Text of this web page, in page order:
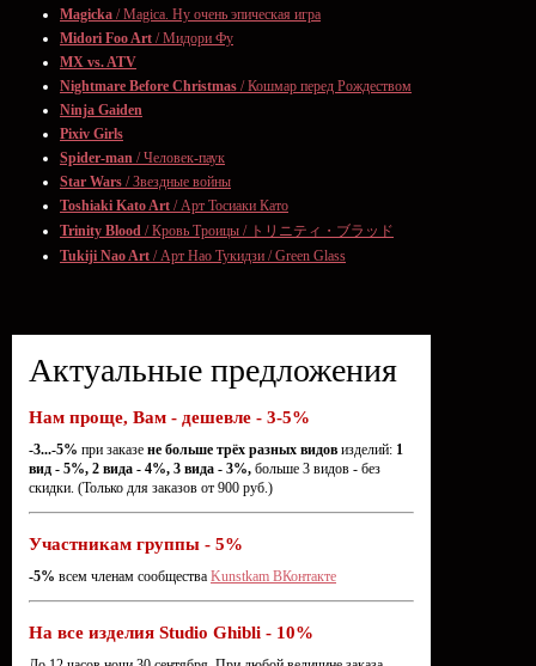
Magicka / Magica. Ну очень эпическая игра
Midori Foo Art / Мидори Фу
MX vs. ATV
Nightmare Before Christmas / Кошмар перед Рождеством
Ninja Gaiden
Pixiv Girls
Spider-man / Человек-паук
Star Wars / Звездные войны
Toshiaki Kato Art / Арт Тосиаки Като
Trinity Blood / Кровь Троицы / トリニティ・ブラッド
Tukiji Nao Art / Арт Нао Тукидзи / Green Glass
Актуальные предложения
Нам проще, Вам - дешевле - 3-5%
-3...-5% при заказе не больше трёх разных видов изделий: 1
вид - 5%, 2 вида - 4%, 3 вида - 3%, больше 3 видов - без
скидки. (Только для заказов от 900 руб.)
Участникам группы - 5%
-5% всем членам сообщества Kunstkam ВКонтакте
На все изделия Studio Ghibli - 10%